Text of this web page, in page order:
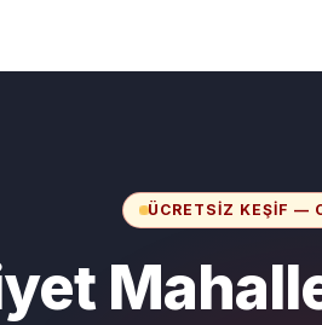
ÜCRETSIZ KEŞIF —